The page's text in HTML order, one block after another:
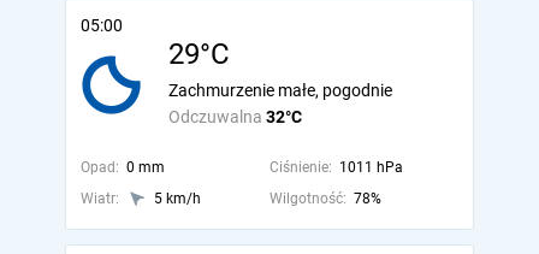
05:00
29°C
Odczuwalna 32°C
Zachmurzenie małe, pogodnie
Opad: 0 mm Ciśnienie: 1011 hPa
Wiatr:
5 km/h Wilgotność: 78%